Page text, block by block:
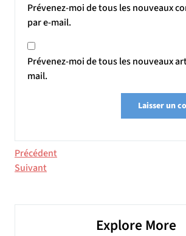
Prévenez-moi de tous les nouveaux
par e-mail.
Prévenez-moi de tous les nouveaux
mail.
Navigation
de
Article
précédent
Précédent
Article
Suivant
Explore More